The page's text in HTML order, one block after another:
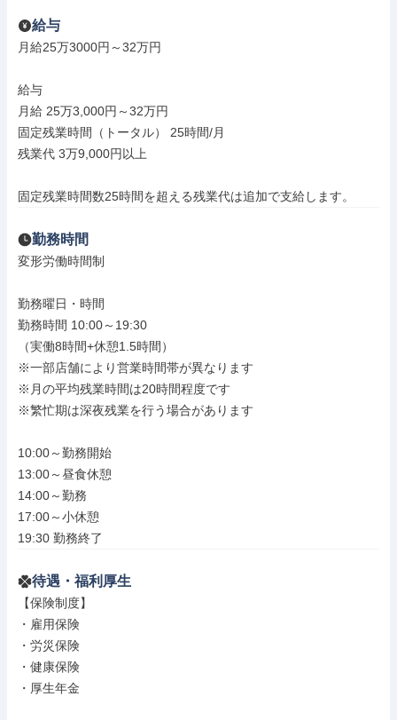
給与
月給25万3000円～32万円
給与
月給 25万3,000円～32万円
固定残業時間（トータル） 25時間/月
残業代 3万9,000円以上
固定残業時間数25時間を超える残業代は追加で支給します。
勤務時間
変形労働時間制
勤務曜日・時間
勤務時間 10:00～19:30
（実働8時間+休憩1.5時間）
※一部店舗により営業時間帯が異なります
※月の平均残業時間は20時間程度です
※繁忙期は深夜残業を行う場合があります
10:00～勤務開始
13:00～昼食休憩
14:00～勤務
17:00～小休憩
19:30 勤務終了
待遇・福利厚生
【保険制度】
・雇用保険
・労災保険
・健康保険
・厚生年金